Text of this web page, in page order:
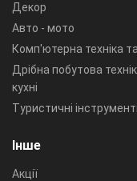
Декор
Авто - мото
Комп'ютерна техніка
Дрібна побутова
кухні
Туристичні
Інше
Акції